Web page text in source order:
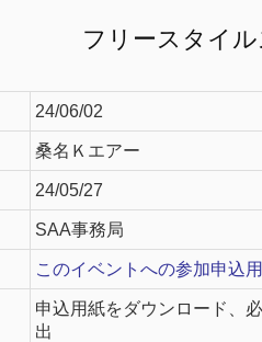
フリースタイ
24/06/02
桑名Ｋエアー
24/05/27
SAA事務局
このイベントへの参加申込
申込用紙をダウンロード、
出